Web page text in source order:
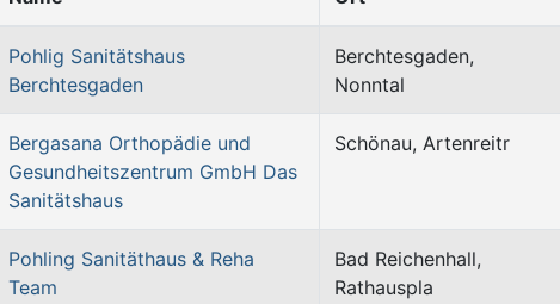
Pohlig Sanitätshaus
Berchtesgaden
Berchtesgaden,
Nonntal
Bergasana Orthopädie und
Gesundheitszentrum GmbH Das
Sanitätshaus
Schönau, Artenreitr
Pohling Sanitäthaus & Reha
Team
Bad Reichenhall,
Rathauspla